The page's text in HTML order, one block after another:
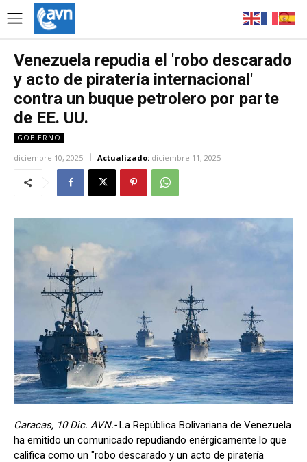
Venezuela repudia el 'robo descarado
y acto de piratería internacional'
contra un buque petrolero por parte
de EE. UU.
GOBIERNO
diciembre 10, 2025 Actualizado: diciembre 11, 2025
Caracas, 10 Dic. AVN.-La República Bolivariana de Venezuela
ha emitido un comunicado repudiando enérgicamente lo que
califica como un "robo descarado y un acto de piratería